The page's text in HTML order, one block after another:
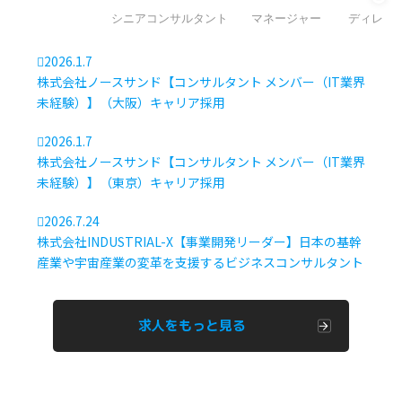
シニアコンサルタント マネージャー ディレク
2026.1.7
株式会社ノースサンド【コンサルタント メンバー（IT業界
未経験）】（大阪）キャリア採用
2026.1.7
株式会社ノースサンド【コンサルタント メンバー（IT業界
未経験）】（東京）キャリア採用
2026.7.24
株式会社INDUSTRIAL-X【事業開発リーダー】日本の基幹
産業や宇宙産業の変革を支援するビジネスコンサルタント
求人をもっと見る